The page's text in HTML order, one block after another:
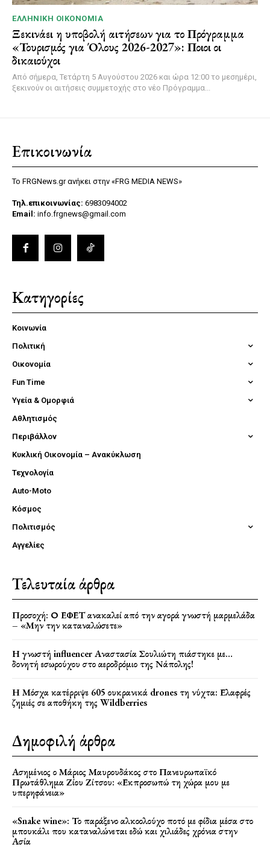
ΕΛΛΗΝΙΚΉ ΟΙΚΟΝΟΜΊΑ
Ξεκινάει η υποβολή αιτήσεων για το Πρόγραμμα
«Τουρισμός για Όλους 2026-2027»: Ποιοι οι
δικαιούχοι
Από σήμερα, Τετάρτη 5 Αυγούστου 2026 και ώρα 12:00 το μεσημέρι,
ξεκινούν οι αιτήσεις συμμετοχής στο νέο Πρόγραμμα...
Επικοινωνία
Το FRGNews.gr ανήκει στην «FRG MEDIA NEWS»
Τηλ.επικοινωνίας: 6983094002
Email: info.frgnews@gmail.com
Κατηγορίες
Κοινωνία
Πολιτική
Οικονομία
Fun Time
Υγεία & Ομορφιά
Αθλητισμός
Περιβάλλον
Κυκλική Οικονομία – Ανακύκλωση
Τεχνολογία
Auto-Moto
Κόσμος
Πολιτισμός
Αγγελίες
Τελευταία άρθρα
Προσοχή: Ο ΕΦΕΤ ανακαλεί από την αγορά γνωστή μαρμελάδα
– «Μην την καταναλώσετε»
Η γνωστή influencer Αναστασία Σουλιώτη πιάστηκε με…
δονητή εσωρούχου στο αεροδρόμιο της Νάπολης!
Η Μόσχα κατέρριψε 605 ουκρανικά drones τη νύχτα: Ελαφρές
ζημιές σε αποθήκη της Wildberries
Δημοφιλή άρθρα
Ασημένιος ο Μάριος Μαυρουδάκος στο Πανευρωπαϊκό
Πρωτάθλημα Ζίου Ζίτσου: «Εκπροσωπώ τη χώρα μου με
υπερηφάνεια»
«Snake wine»: Το παράξενο αλκοολούχο ποτό με φίδια μέσα στο
μπουκάλι που καταναλώνεται εδώ και χιλιάδες χρόνια στην
Ασία